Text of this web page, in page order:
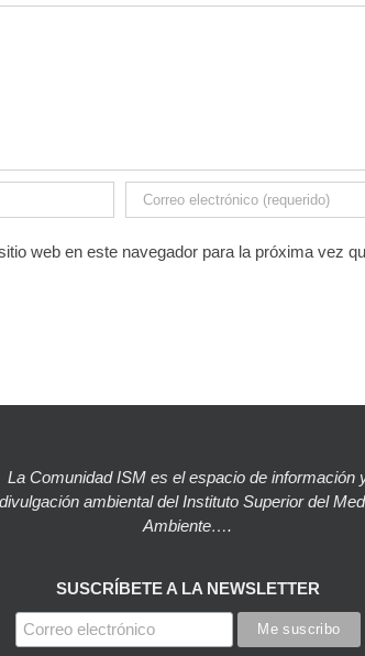
web en este navegador para la próxima vez
La Comunidad ISM es el espacio de información
divulgación ambiental del Instituto Superior del
Ambiente….
SUSCRÍBETE A LA NEWSLETTER